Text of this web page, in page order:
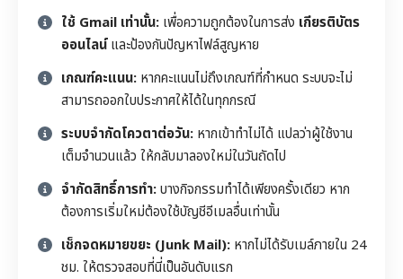
ใช้ Gmail เท่านั้น: เพื่อความถูกต้องในการส่ง เกียรติบัตร
ออนไลน์และป้องกันปัญหาไฟล์สูญหาย
เกณฑ์คะแนน: หากคะแนนไม่ถึงเกณฑ์ที่กำหนด ระบบจะไม่
สามารถออกใบประกาศให้ได้ในทุกกรณี
ระบบจำกัดโควตาต่อวัน: หากเข้าทำไม่ได้ แปลว่าผู้ใช้งาน
เต็มจำนวนแล้ว ให้กลับมาลองใหม่ในวันถัดไป
จำกัดสิทธิ์การทำ:บางกิจกรรมทำได้เพียงครั้งเดียว หาก
ต้องการเริ่มใหม่ต้องใช้บัญชีอีเมลอื่นเท่านั้น
เช็กจดหมายขยะ (Junk Mail): หากไม่ได้รับเมล์ภายใน 24
ชม. ให้ตรวจสอบที่นี่เป็นอันดับแรก